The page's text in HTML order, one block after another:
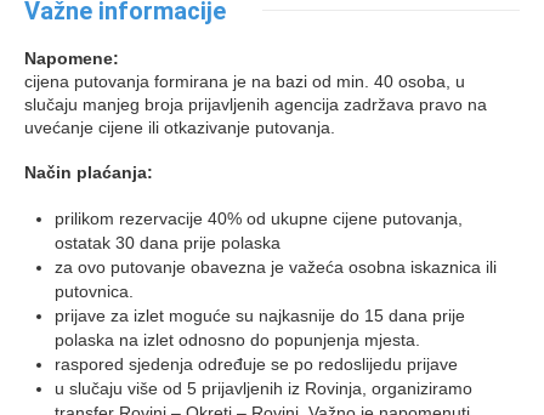
Važne informacije
Napomene:
cijena putovanja formirana je na bazi od min. 40 osoba, u
slučaju manjeg broja prijavljenih agencija zadržava pravo na
uvećanje cijene ili otkazivanje putovanja.
Način plaćanja:
prilikom rezervacije 40% od ukupne cijene putovanja,
ostatak 30 dana prije polaska
za ovo putovanje obavezna je važeća osobna iskaznica ili
putovnica.
prijave za izlet moguće su najkasnije do 15 dana prije
polaska na izlet odnosno do popunjenja mjesta.
raspored sjedenja određuje se po redoslijedu prijave
u slučaju više od 5 prijavljenih iz Rovinja, organiziramo